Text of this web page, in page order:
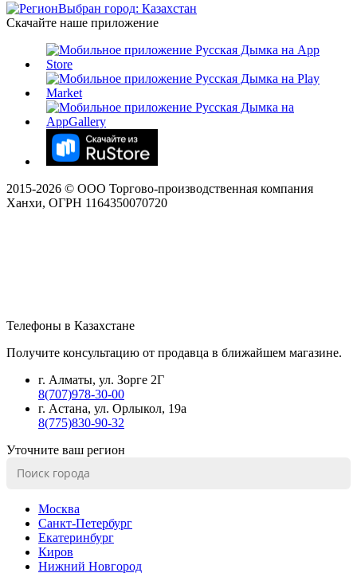
Выбран город: Казахстан
Скачайте наше приложение
2015-2026 © ООО Торгово-производственная компания
Ханхи, ОГРН 1164350070720
Телефоны в Казахстане
Получите консультацию от продавца в ближайшем магазине.
г. Алматы, ул. Зорге 2Г
8(707)978-30-00
г. Астана, ул. Орлыкол, 19а
8(775)830-90-32
Уточните ваш регион
Москва
Санкт-Петербург
Екатеринбург
Киров
Нижний Новгород